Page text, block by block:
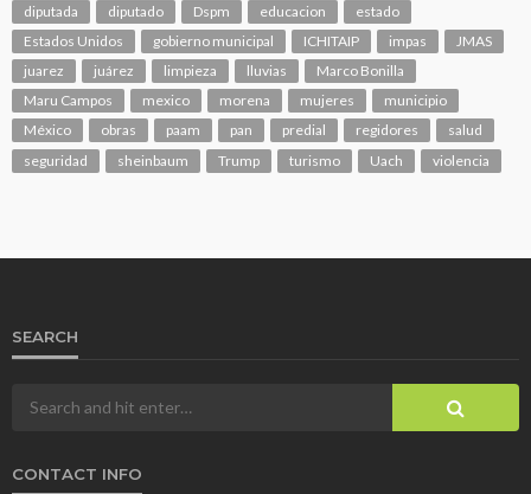
diputada
diputado Dspm educacion
estado
Estados Unidos
gobierno municipal ICHITAIP impas
JMAS
juarez
juárez limpieza lluvias
Marco Bonilla
Maru Campos
mexico morena mujeres
municipio
México
obras paam pan predial regidores
salud
seguridad
sheinbaum Trump turismo Uach violencia
SEARCH
CONTACT INFO